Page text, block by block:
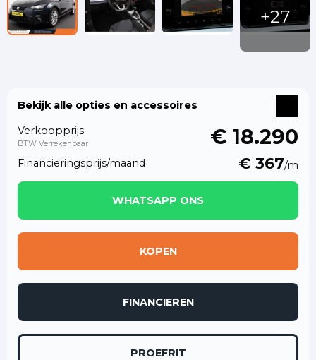
Bekijk alle opties en accessoires
Verkoopprijs
BTW Verrekenbaar € 18.290
Financieringsprijs/maand € 367/m
WHATSAPP ONS
KOPEN
FINANCIEREN
PROEFRIT